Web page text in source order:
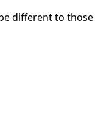
different to